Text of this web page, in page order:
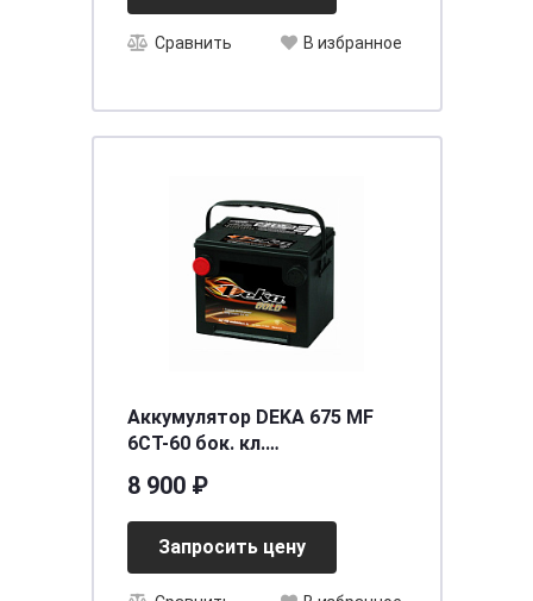
Сравнить В избранное
Аккумулятор DEKA 675 MF
6СТ-60 бок. кл.
8 900 ₽
Запросить цену